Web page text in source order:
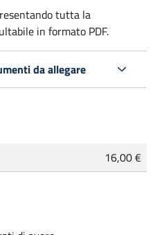
tutta la
in formato PDF.
da allegare
16,00 €